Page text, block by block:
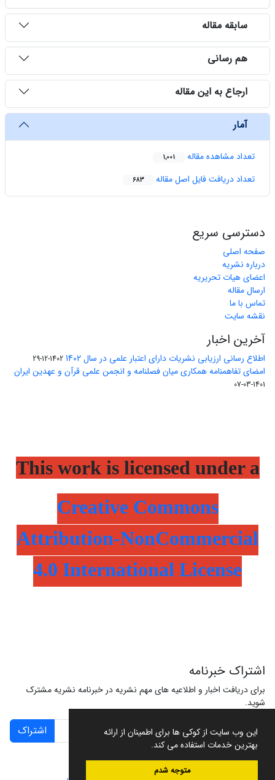
این وب سایت از کوکی ها برای اطمینان از ارائه
بهترین خدمات استفاده می کند.
متوجه شدم
سابقه مقاله
هم رسانی
ارجاع به این مقاله
آمار
تعداد مشاهده مقاله 1,001
تعداد دریافت فایل اصل مقاله 683
دسترسی سریع
صفحه اصلی
درباره نشریه
اعضای هیات تحریریه
ارسال مقاله
تماس با ما
نقشه سایت
آخرین اخبار
اطلاع رسانی ارزیابی نشریات دارای اعتبار علمی در سال 1402 1402-12-29
امضای تفاهمنامه همکاری میان فصلنامه و انجمن علمی قرآن و عهدین ایران
1401-03-07
This work is licensed under a
Creative Commons
Attribution-NonCommercial
4.0 International License
اشتراک خبرنامه
برای دریافت اخبار و اطلاعیه های مهم نشریه در خبرنامه نشریه مشترک
شوید.
اشتراک